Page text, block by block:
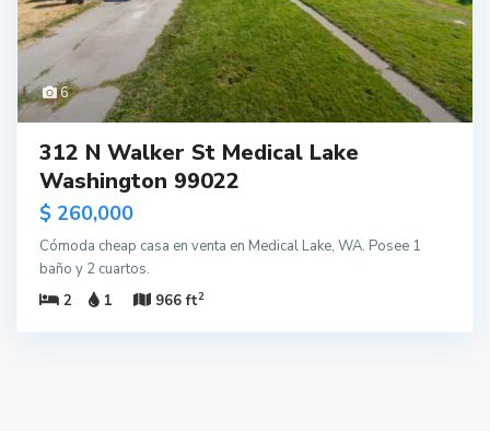
6
312 N Walker St Medical Lake
Washington 99022
$ 260,000
Cómoda cheap casa en venta en Medical Lake, WA. Posee 1
baño y 2 cuartos.
2
1 966 ft2